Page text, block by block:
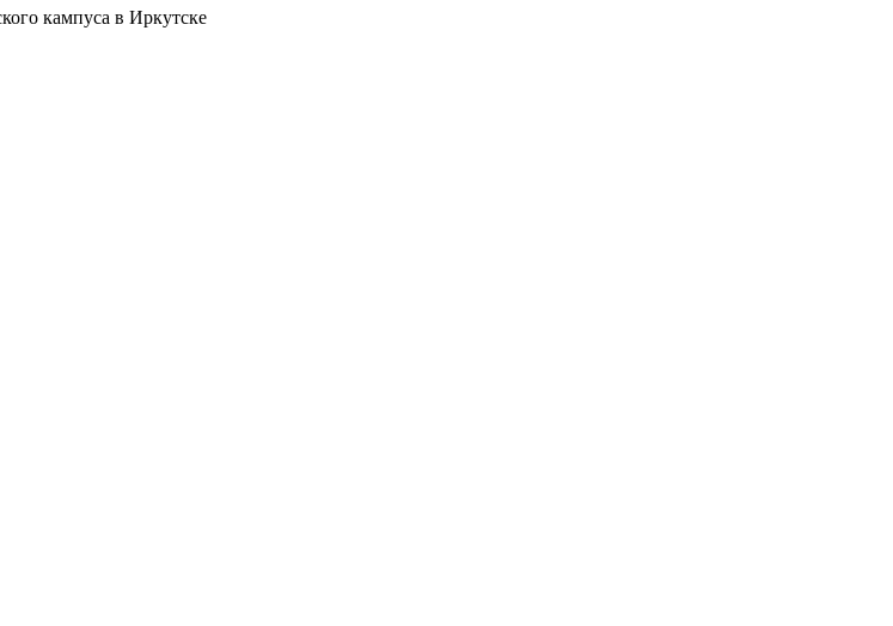
кампуса в Иркутске